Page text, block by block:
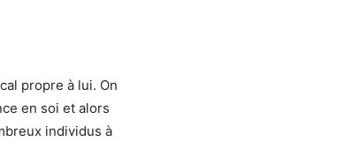
propre à lui. On
en soi et alors
individus à